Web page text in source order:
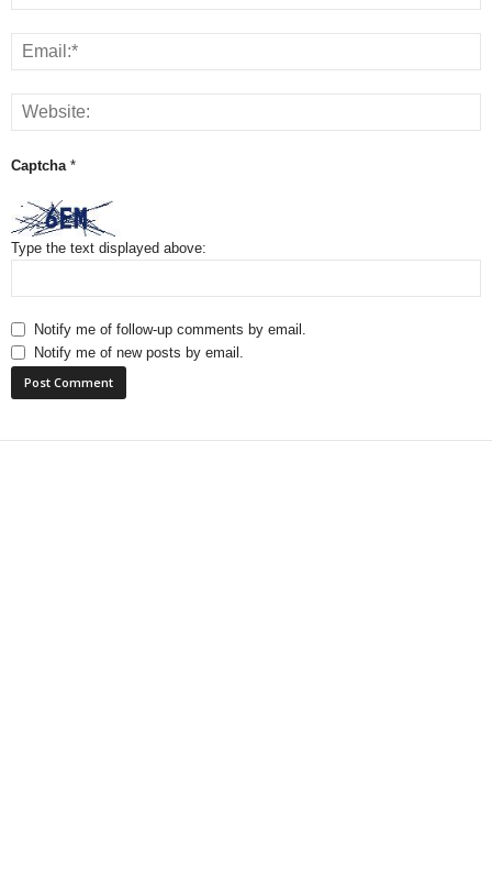
Captcha *
Type the text displayed above:
Notify me of follow-up comments by email.
Notify me of new posts by email.